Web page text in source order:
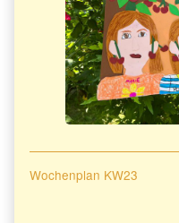
Beitragsnavigation
Previous
Wochenplan KW23